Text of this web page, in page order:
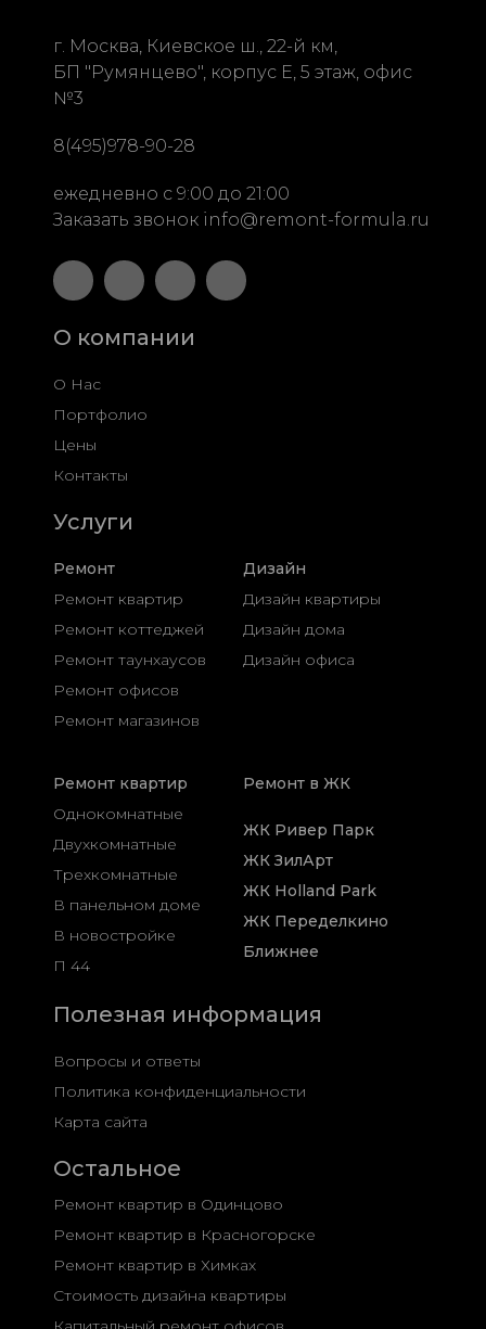
г. Москва, Киевское ш., 22-й км,
БП "Румянцево", корпус Е, 5 этаж, офис
№3
8(495)978-90-28
ежедневно с 9:00 до 21:00
Заказать звонок info@remont-formula.ru
О компании
О Нас
Портфолио
Цены
Контакты
Услуги
Ремонт
Ремонт квартир
Ремонт коттеджей
Ремонт таунхаусов
Ремонт офисов
Ремонт магазинов
Дизайн
Дизайн квартиры
Дизайн дома
Дизайн офиса
Ремонт квартир
Однокомнатные
Двухкомнатные
Трехкомнатные
В панельном доме
В новостройке
П 44
Ремонт в ЖК
ЖК Ривер Парк
ЖК ЗилАрт
ЖК Holland Park
ЖК Переделкино
Ближнее
Полезная информация
Вопросы и ответы
Политика конфиденциальности
Карта сайта
Остальное
Ремонт квартир в Одинцово
Ремонт квартир в Красногорске
Ремонт квартир в Химках
Стоимость дизайна квартиры